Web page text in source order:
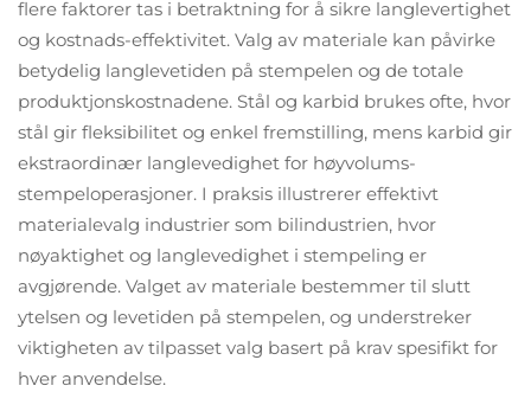
flere faktorer tas i betraktning for å sikre langlevertighet
og kostnads-effektivitet. Valg av materiale kan påvirke
betydelig langlevetiden på stempelen og de totale
produktjonskostnadene. Stål og karbid brukes ofte, hvor
stål gir fleksibilitet og enkel fremstilling, mens karbid gir
ekstraordinær langlevedighet for høyvolums-
stempeloperasjoner. I praksis illustrerer effektivt
materialevalg industrier som bilindustrien, hvor
nøyaktighet og langlevedighet i stempeling er
avgjørende. Valget av materiale bestemmer til slutt
ytelsen og levetiden på stempelen, og understreker
viktigheten av tilpasset valg basert på krav spesifikt for
hver anvendelse.